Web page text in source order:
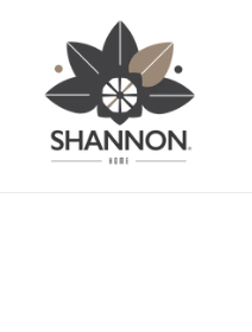
directamente
contenido